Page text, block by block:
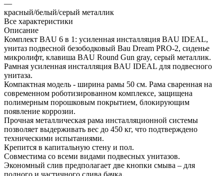
—
красный/белый/серый металлик
Все характеристики
Описание
Комплект BAU 6 в 1: усиленная инсталляция BAU IDEAL,
унитаз подвесной безободковый Bau Dream PRO-2, сиденье
микролифт, клавиша BAU Round Gun gray, серый металлик.
Рамная усиленная инсталляция BAU IDEAL для подвесного
унитаза.
Компактная модель - ширина рамы 50 см. Рама сваренная на
современном роботизированном комплексе, защищена
полимерным порошковым покрытием, блокирующим
появление коррозии.
Прочная металлическая рама инсталляционной системы
позволяет выдерживать вес до 450 кг, что подтверждено
техническими испытаниями.
Крепится в капитальную стену и пол.
Совместима со всеми видами подвесных унитазов.
Экономный слив предполагает две кнопки смыва – для
полного и частичного слива бачка.